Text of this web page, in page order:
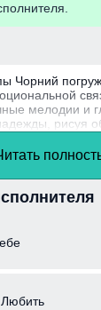
Чорний
мелодии и
рисуя
Музыка
её
Ніч" стала
активно
в начале